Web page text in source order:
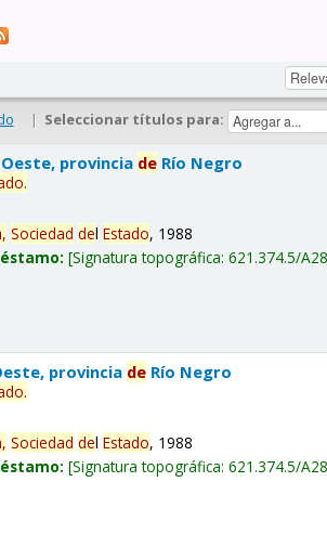
| Seleccionar títulos para:
provincia de Río Negro
.
Sociedad delEstado, 1988
Signatura topográfica:621.374.5/
provincia de Río Negro
.
Sociedad delEstado, 1988
Signatura topográfica:621.374.5/